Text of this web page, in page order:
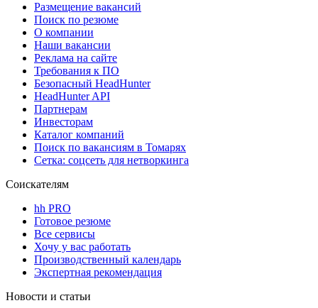
Размещение вакансий
Поиск по резюме
О компании
Наши вакансии
Реклама на сайте
Требования к ПО
Безопасный HeadHunter
HeadHunter API
Партнерам
Инвесторам
Каталог компаний
Поиск по вакансиям в Томарях
Сетка: соцсеть для нетворкинга
Соискателям
hh PRO
Готовое резюме
Все сервисы
Хочу у вас работать
Производственный календарь
Экспертная рекомендация
Новости и статьи